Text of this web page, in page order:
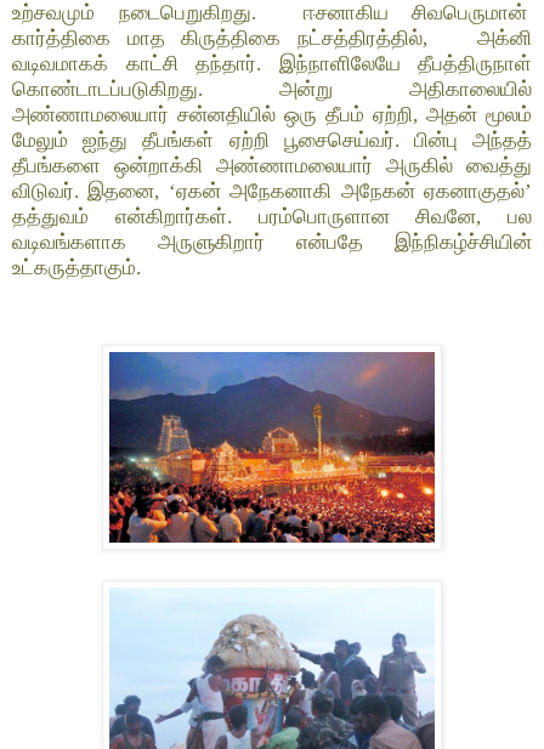
உற்சவமும் நடைபெறுகிறது. ஈசனாகிய சிவபெருமான்
கார்த்திகை மாத கிருத்திகை நட்சத்திரத்தில், அக்னி
வடிவமாகக் காட்சி தந்தார். இந்நாளிலேயே தீபத்திருநாள்
கொண்டாடப்படுகிறது. அன்று அதிகாலையில்
அண்ணாமலையார் சன்னதியில் ஒரு தீபம் ஏற்றி, அதன் மூலம்
மேலும் ஐந்து தீபங்கள் ஏற்றி பூசைசெய்வர். பின்பு அந்தத்
தீபங்களை ஒன்றாக்கி அண்ணாமலையார் அருகில் வைத்து
விடுவர். இதனை, ‘ஏகன் அநேகனாகி அநேகன் ஏகனாகுதல்’
தத்துவம் என்கிறார்கள். பரம்பொருளான சிவனே, பல
வடிவங்களாக அருளுகிறார் என்பதே இந்நிகழ்ச்சியின்
உட்கருத்தாகும்.